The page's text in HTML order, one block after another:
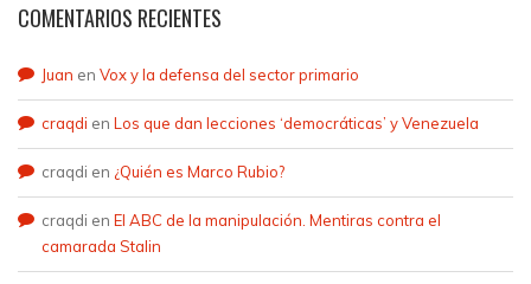
COMENTARIOS RECIENTES
Juan en Vox y la defensa del sector primario
craqdi en Los que dan lecciones ‘democráticas’ y Venezuela
craqdi en ¿Quién es Marco Rubio?
craqdi en El ABC de la manipulación. Mentiras contra el
camarada Stalin